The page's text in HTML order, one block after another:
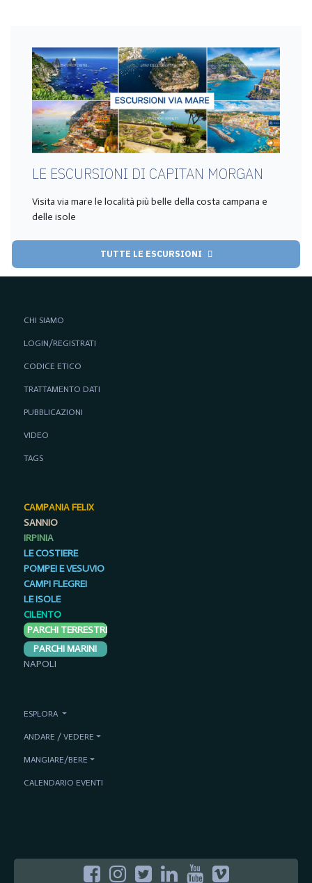
LE ESCURSIONI DI CAPITAN MORGAN
Visita via mare le località più belle della costa campana e
delle isole
TUTTE LE ESCURSIONI
CHI SIAMO
LOGIN/REGISTRATI
CODICE ETICO
TRATTAMENTO DATI
PUBBLICAZIONI
VIDEO
TAGS
CAMPANIA FELIX
SANNIO
IRPINIA
LE COSTIERE
POMPEI E VESUVIO
CAMPI FLEGREI
LE ISOLE
CILENTO
PARCHI TERRESTRI
PARCHI MARINI
NAPOLI
ESPLORA
ANDARE / VEDERE
MANGIARE/BERE
CALENDARIO EVENTI